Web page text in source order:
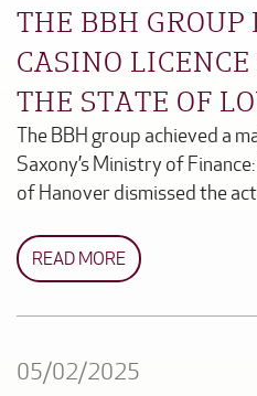
THE BBH GROUP
CASINO
THE STATE OF
The BBH group achieved a
Saxony’s Ministry of
of Hanover dismissed the
READ MORE
05/02/2025